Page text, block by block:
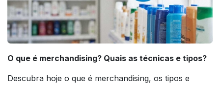
O que é merchandising? Quais as técnicas e tipos?
Descubra hoje o que é merchandising, os tipos e